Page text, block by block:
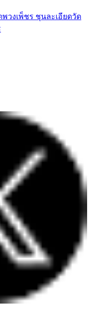
พวงเพ็ชร ชุนละเอียดวัด